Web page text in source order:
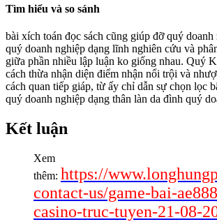
Tìm hiểu và so sánh
bài xích toán đọc sách cũng giúp đỡ quý
quý doanh nghiệp dạng lĩnh nghiên cứu và
giữa phần nhiều lập luận ko giống nhau. Quý
cách thừa nhận diện điểm nhận nổi trội và
cách quan tiếp giáp, từ ấy chỉ dẫn sự chọn lọc
quý doanh nghiệp dạng thân làn da đình quý
Kết luận
Xem
thêm: https://
contact-us/game-bai-
casino-truc-tuyen-21-08-